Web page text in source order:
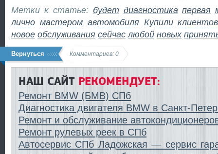
Метки к статье: будет диагностика первая
лично мастером автомобиля Купили клиентов
новое обслуживания сейчас любой новых
Вернуться Комментариев: 0
НАШ САЙТРЕКОМЕНДУЕТ:
Ремонт BMW (БМВ) СПб
Диагностика двигателя BMW в Санкт-
Ремонт и обслуживание
Ремонт рулевых реек в СПб
Автосервис СПб Ладожская — сервис